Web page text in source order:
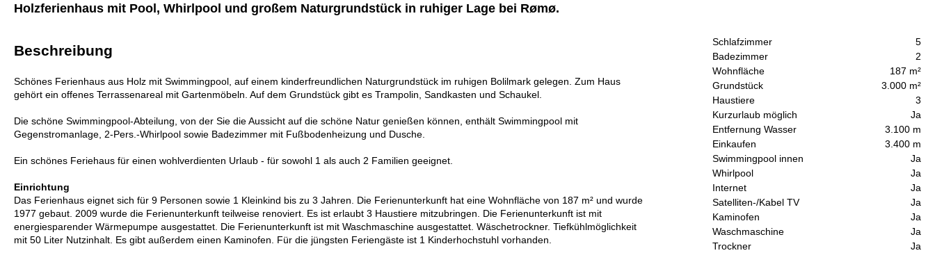
Holzferienhaus mit Pool, Whirlpool und großem Naturgrundstück in ruhiger Lage bei Rømø.
Schlafzimmer
5
Badezimmer
2
Wohnfläche
187 m²
Grundstück
3.000 m²
Haustiere
3
Kurzurlaub möglich
Ja
Entfernung Wasser
3.100 m
Einkaufen
3.400 m
Swimmingpool innen
Ja
Whirlpool
Ja
Internet
Ja
Satelliten-/Kabel TV
Ja
Kaminofen
Ja
Waschmaschine
Ja
Trockner
Ja
Beschreibung
Schönes Ferienhaus aus Holz mit Swimmingpool, auf einem kinderfreundlichen Naturgrundstück im ruhigen Bolilmark gelegen. Zum Haus
gehört ein offenes Terrassenareal mit Gartenmöbeln. Auf dem Grundstück gibt es Trampolin, Sandkasten und Schaukel.
Die schöne Swimmingpool-Abteilung, von der Sie die Aussicht auf die schöne Natur genießen können, enthält Swimmingpool mit
Gegenstromanlage, 2-Pers.-Whirlpool sowie Badezimmer mit Fußbodenheizung und Dusche.
Ein schönes Feriehaus für einen wohlverdienten Urlaub - für sowohl 1 als auch 2 Familien geeignet.
Einrichtung
Das Ferienhaus eignet sich für 9 Personen sowie 1 Kleinkind bis zu 3 Jahren. Die Ferienunterkunft hat eine Wohnfläche von 187 m² und wurde
1977 gebaut. 2009 wurde die Ferienunterkunft teilweise renoviert. Es ist erlaubt 3 Haustiere mitzubringen. Die Ferienunterkunft ist mit
energiesparender Wärmepumpe ausgestattet. Die Ferienunterkunft ist mit Waschmaschine ausgestattet. Wäschetrockner. Tiefkühlmöglichkeit
mit 50 Liter Nutzinhalt. Es gibt außerdem einen Kaminofen. Für die jüngsten Feriengäste ist 1 Kinderhochstuhl vorhanden.